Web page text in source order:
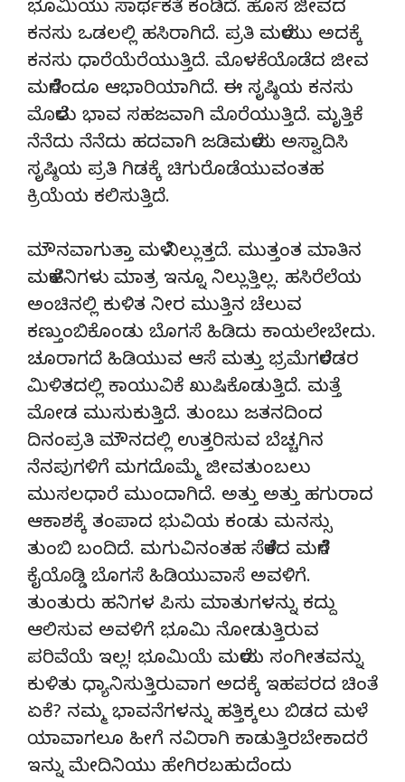
ಭೂಮಿಯು ಸಾರ್ಥಕತೆ ಕಂಡಿದೆ. ಹೊಸ ಜೀವದ
ಕನಸು ಒಡಲಲ್ಲಿ ಹಸಿರಾಗಿದೆ. ಪ್ರತಿ ಮಳೆಯು ಅದಕ್ಕೆ
ಕನಸು ಧಾರೆಯೆರೆಯುತ್ತಿದೆ. ಮೊಳಕೆಯೊಡೆದ ಜೀವ
ಮಳೆಗೆಂದೂ ಆಭಾರಿಯಾಗಿದೆ. ಈ ಸೃಷ್ಠಿಯ ಕನಸು
ಮೊಳೆದು ಭಾವ ಸಹಜವಾಗಿ ಮೊರೆಯುತ್ತಿದೆ. ಮೃತ್ತಿಕೆ
ನೆನೆದು ನೆನೆದು ಹದವಾಗಿ ಜಡಿಮಳೆಯ ಅಸ್ವಾದಿಸಿ
ಸೃಷ್ಠಿಯ ಪ್ರತಿ ಗಿಡಕ್ಕೆ ಚಿಗುರೊಡೆಯುವಂತಹ
ಕ್ರಿಯೆಯ ಕಲಿಸುತ್ತಿದೆ.
ಮೌನವಾಗುತ್ತಾ ಮಳೆ ನಿಲ್ಲುತ್ತದೆ. ಮುತ್ತಂತ ಮಾತಿನ
ಮಳೆಹನಿಗಳು ಮಾತ್ರ ಇನ್ನೂ ನಿಲ್ಲುತ್ತಿಲ್ಲ. ಹಸಿರೆಲೆಯ
ಅಂಚಿನಲ್ಲಿ ಕುಳಿತ ನೀರ ಮುತ್ತಿನ ಚೆಲುವ
ಕಣ್ತುಂಬಿಕೊಂಡು ಬೊಗಸೆ ಹಿಡಿದು ಕಾಯಲೇಬೇದು.
ಚೂರಾಗದೆ ಹಿಡಿಯುವ ಆಸೆ ಮತ್ತು ಭ್ರಮೆಗಳೆರಡರ
ಮಿಳಿತದಲ್ಲಿ ಕಾಯುವಿಕೆ ಖುಷಿಕೊಡುತ್ತಿದೆ. ಮತ್ತೆ
ಮೋಡ ಮುಸುಕುತ್ತಿದೆ. ತುಂಬು ಜತನದಿಂದ
ದಿನಂಪ್ರತಿ ಮೌನದಲ್ಲಿ ಉತ್ತರಿಸುವ ಬೆಚ್ಚಗಿನ
ನೆನಪುಗಳಿಗೆ ಮಗದೊಮ್ಮೆ ಜೀವತುಂಬಲು
ಮುಸಲಧಾರೆ ಮುಂದಾಗಿದೆ. ಅತ್ತು ಅತ್ತು ಹಗುರಾದ
ಆಕಾಶಕ್ಕೆ ತಂಪಾದ ಭುವಿಯ ಕಂಡು ಮನಸ್ಸು
ತುಂಬಿ ಬಂದಿದೆ. ಮಗುವಿನಂತಹ ಸೆಳೆತದ ಮಳೆಗೆ
ಕೈಯೊಡ್ಡಿ ಬೊಗಸೆ ಹಿಡಿಯುವಾಸೆ ಅವಳಿಗೆ.
ತುಂತುರು ಹನಿಗಳ ಪಿಸು ಮಾತುಗಳನ್ನು ಕದ್ದು
ಆಲಿಸುವ ಅವಳಿಗೆ ಭೂಮಿ ನೋಡುತ್ತಿರುವ
ಪರಿವೆಯೆ ಇಲ್ಲ! ಭೂಮಿಯೆ ಮಳೆಯ ಸಂಗೀತವನ್ನು
ಕುಳಿತು ಧ್ಯಾನಿಸುತ್ತಿರುವಾಗ ಅದಕ್ಕೆ ಇಹಪರದ ಚಿಂತೆ
ಏಕೆ? ನಮ್ಮ ಭಾವನೆಗಳನ್ನು ಹತ್ತಿಕ್ಕಲು ಬಿಡದ ಮಳೆ
ಯಾವಾಗಲೂ ಹೀಗೆ ನವಿರಾಗಿ ಕಾಡುತ್ತಿರಬೇಕಾದರೆ
ಇನ್ನು ಮೇದಿನಿಯು ಹೇಗಿರಬಹುದೆಂದು